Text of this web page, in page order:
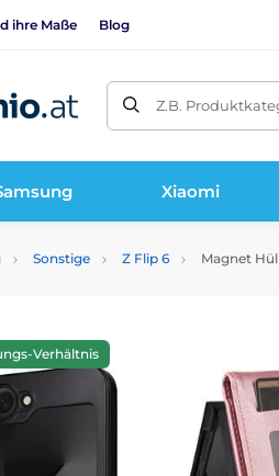
ihre Maße Blog
Z.B.
Xiaomi
Sonstige Z Flip 6 Magnet
Verhältnis